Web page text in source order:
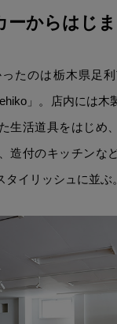
ーからはじ
たのは栃木県足
」。店内には木
生活道具をはじめ
造付のキッチンな
イリッシュに並ぶ。